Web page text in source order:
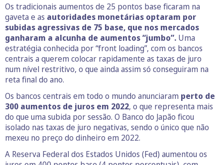
Os tradicionais aumentos de 25 pontos base ficaram na
gaveta e as autoridades monetárias optaram por
subidas agressivas de 75 base, que nos mercados
ganharam a alcunha de aumentos “jumbo”. Uma
estratégia conhecida por “front loading”, com os bancos
centrais a querem colocar rapidamente as taxas de juro
num nível restritivo, o que ainda assim só conseguiram na
reta final do ano.
Os bancos centrais em todo o mundo anunciaram perto de
300 aumentos de juros em 2022, o que representa mais
do que uma subida por sessão. O Banco do Japão ficou
isolado nas taxas de juro negativas, sendo o único que não
mexeu no preço do dinheiro em 2022.
A Reserva Federal dos Estados Unidos (Fed) aumentou os